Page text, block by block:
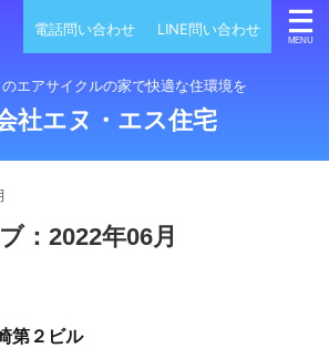
電話問い合わせ LINE問い合わせ
エアサイクルの家で快適な住環境を
社エヌ・エス住宅
：2022年06月
第２ビル